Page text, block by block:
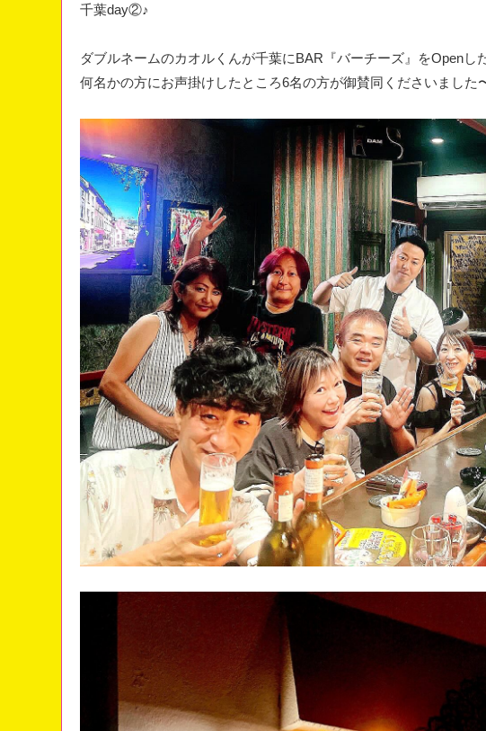
千葉day②♪
ダブルネームのカオルくんが千葉にBAR『バーチーズ』をOpenし
何名かの方にお声掛けしたところ6名の方が御賛同くださいました